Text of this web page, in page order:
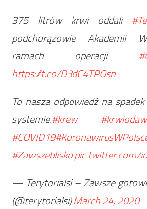
375 litrów krwi oddali
podchorążowie Akademii
ramach operacji
https://t.co/D3dC4TPOsn
To nasza odpowiedź na
systemie.#krew
#COVID19
#Zawszebliskopic.twitter.com/
— Terytorialsi – Zawsze
(@terytorialsi)March 24, 2020